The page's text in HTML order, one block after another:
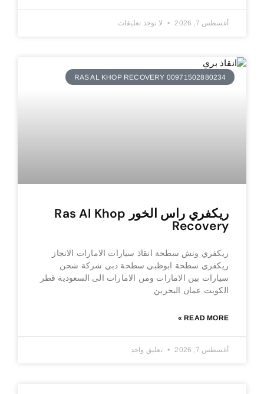
أغسطس 7, 2026 لا توجد تعليقات
RAS AL KHOP RECOVERY 00971502880234
ريكفري راس الخور Ras Al Khop
Recovery
ريكفري ونش سطحة انقاذ سيارات الامارات الانجاز
ريكفري سطحة ابوظبي سطحة دبي شركة شحن
سيارات بين الامارات ومن الامارات الى السعودية قطر
الكويت عمان البحرين
READ MORE »
أغسطس 7, 2026 تعليق واحد